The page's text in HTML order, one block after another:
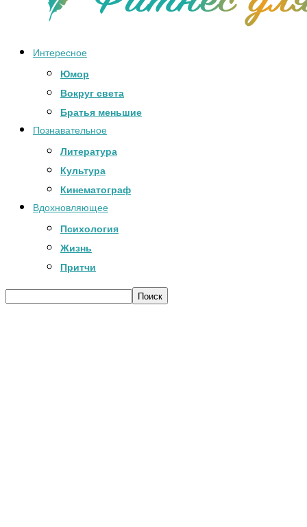
Интересное
Юмор
Вокруг света
Братья меньшие
Познавательное
Литература
Культура
Кинематограф
Вдохновляющее
Психология
Жизнь
Притчи